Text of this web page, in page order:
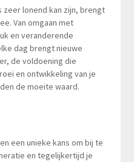
lonend kan zijn, brengt
Van omgaan met
en veranderende
dag brengt nieuwe
de voldoening die
en ontwikkeling van je
de moeite waard.
een unieke kans om bij te
en tegelijkertijd je